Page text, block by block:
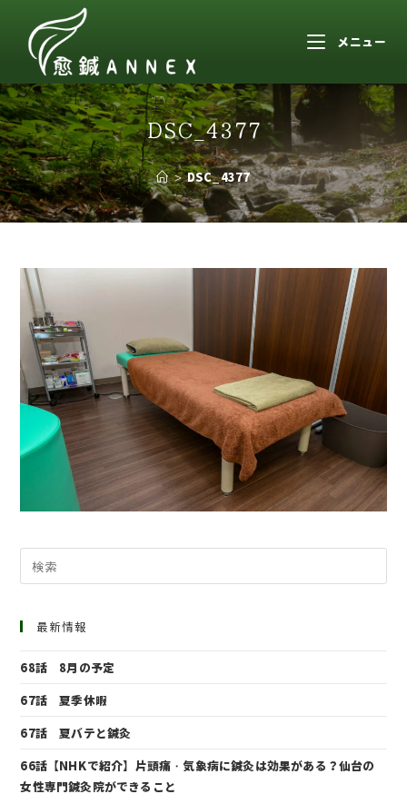
メニュー
DSC_4377
> DSC_4377
最新情報
68話 8月の予定
67話 夏季休暇
67話 夏バテと鍼灸
66話【NHKで紹介】片頭痛・気象病に鍼灸は効果がある？仙台の
女性専門鍼灸院ができること